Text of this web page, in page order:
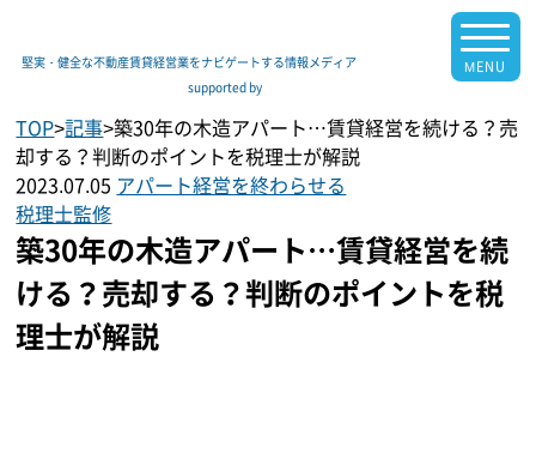
堅実・健全な不動産賃貸経営業をナビゲートする情報メディア
supported by
TOP>記事>築30年の木造アパート…賃貸経営を続ける？売
却する？判断のポイントを税理士が解説
2023.07.05 アパート経営を終わらせる
税理士監修
築30年の木造アパート…賃貸経営を続
ける？売却する？判断のポイントを税
理士が解説